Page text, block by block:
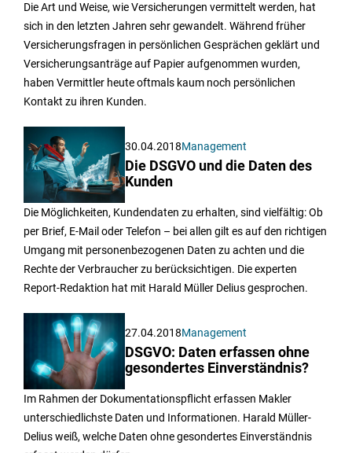
Die Art und Weise, wie Versicherungen vermittelt werden, hat
sich in den letzten Jahren sehr gewandelt. Während früher
Versicherungsfragen in persönlichen Gesprächen geklärt und
Versicherungsanträge auf Papier aufgenommen wurden,
haben Vermittler heute oftmals kaum noch persönlichen
Kontakt zu ihren Kunden.
30.04.2018Management
Die DSGVO und die Daten des
Kunden
Die Möglichkeiten, Kundendaten zu erhalten, sind vielfältig: Ob
per Brief, E-Mail oder Telefon – bei allen gilt es auf den richtigen
Umgang mit personenbezogenen Daten zu achten und die
Rechte der Verbraucher zu berücksichtigen. Die experten
Report-Redaktion hat mit Harald Müller Delius gesprochen.
27.04.2018Management
DSGVO: Daten erfassen ohne
gesondertes Einverständnis?
Im Rahmen der Dokumentationspflicht erfassen Makler
unterschiedlichste Daten und Informationen. Harald Müller-
Delius weiß, welche Daten ohne gesondertes Einverständnis